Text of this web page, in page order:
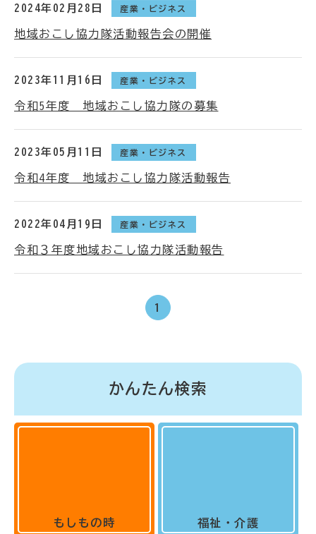
2024年02月28日 産業・ビジネス
地域おこし協力隊活動報告会の開催
2023年11月16日 産業・ビジネス
令和5年度 地域おこし協力隊の募集
2023年05月11日 産業・ビジネス
令和4年度 地域おこし協力隊活動報告
2022年04月19日 産業・ビジネス
令和３年度地域おこし協力隊活動報告
1
かんたん検索
もしもの時 福祉・介護